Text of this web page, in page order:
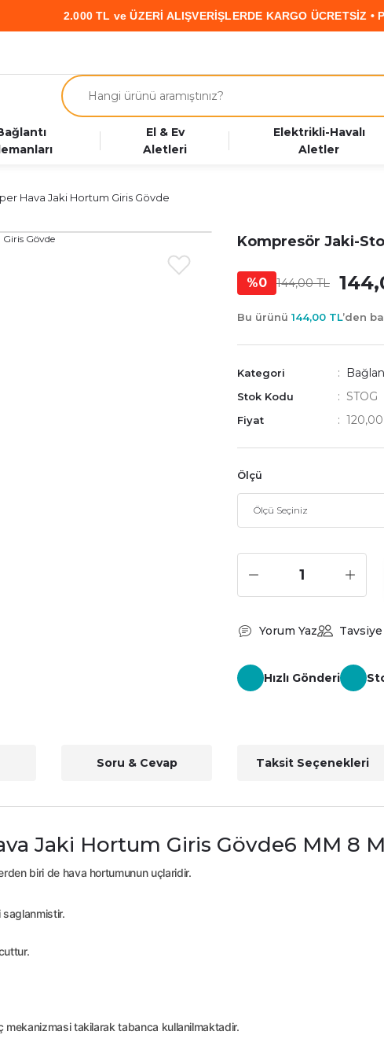
2.000 TL ve ÜZERİ ALIŞVERİŞLERDE KARGO ÜCRETSİZ • PARAF
El & Ev
Aletleri
Elektrikli-Havalı
Aletler
Hava Jaki Hortum Giris Gövde
Kompresör Jaki-
%0 144,00 TL
Bu ürünü 144,00 TL’den
Kategori
Stok Kodu STOG
Fiyat
Ölçü
Yorum Yaz
Hızlı Gönderi
Soru & Cevap Taksit Seçenekleri
Jaki Hortum Giris Gövde6 MM 8
biri de hava hortumunun uçlaridir.
takilarak tabanca kullanilmaktadir.